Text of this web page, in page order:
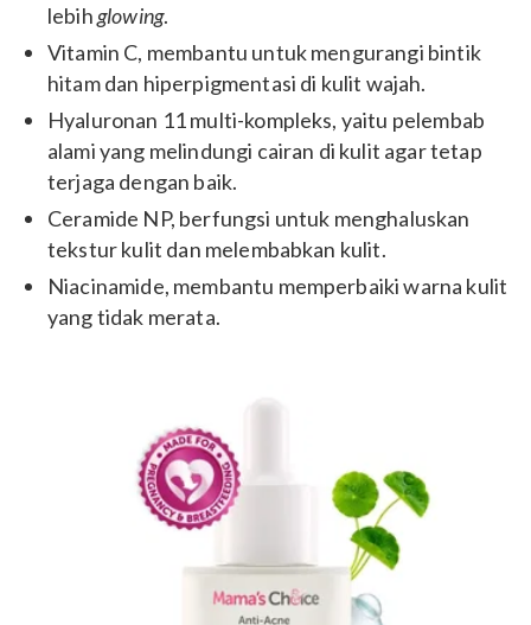
lebihglowing.
Vitamin C, membantu untuk mengurangi bintik
hitam dan hiperpigmentasi di kulit wajah.
Hyaluronan 11 multi-kompleks, yaitu pelembab
alami yang melindungi cairan di kulit agar tetap
terjaga dengan baik.
Ceramide NP, berfungsi untuk menghaluskan
tekstur kulit dan melembabkan kulit.
Niacinamide, membantu memperbaiki warna kulit
yang tidak merata.